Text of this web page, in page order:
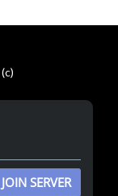
(c)
JOIN SERVER